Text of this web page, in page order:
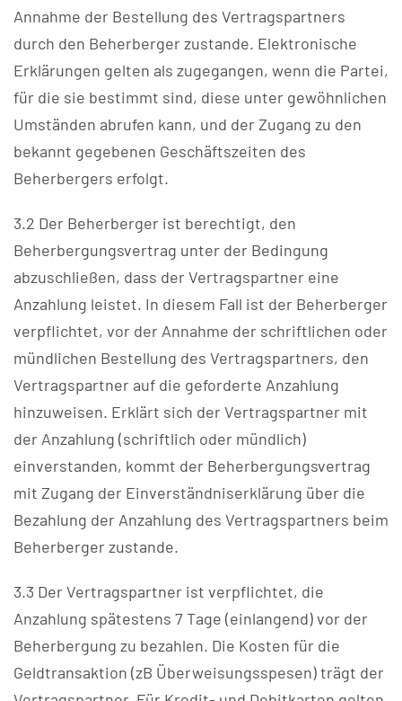
Annahme der Bestellung des Vertragspartners
durch den Beherberger zustande. Elektronische
Erklärungen gelten als zugegangen, wenn die Partei,
für die sie bestimmt sind, diese unter gewöhnlichen
Umständen abrufen kann, und der Zugang zu den
bekannt gegebenen Geschäftszeiten des
Beherbergers erfolgt.
3.2 Der Beherberger ist berechtigt, den
Beherbergungsvertrag unter der Bedingung
abzuschließen, dass der Vertragspartner eine
Anzahlung leistet. In diesem Fall ist der Beherberger
verpflichtet, vor der Annahme der schriftlichen oder
mündlichen Bestellung des Vertragspartners, den
Vertragspartner auf die geforderte Anzahlung
hinzuweisen. Erklärt sich der Vertragspartner mit
der Anzahlung (schriftlich oder mündlich)
einverstanden, kommt der Beherbergungsvertrag
mit Zugang der Einverständniserklärung über die
Bezahlung der Anzahlung des Vertragspartners beim
Beherberger zustande.
3.3 Der Vertragspartner ist verpflichtet, die
Anzahlung spätestens 7 Tage (einlangend) vor der
Beherbergung zu bezahlen. Die Kosten für die
Geldtransaktion (zB Überweisungsspesen) trägt der